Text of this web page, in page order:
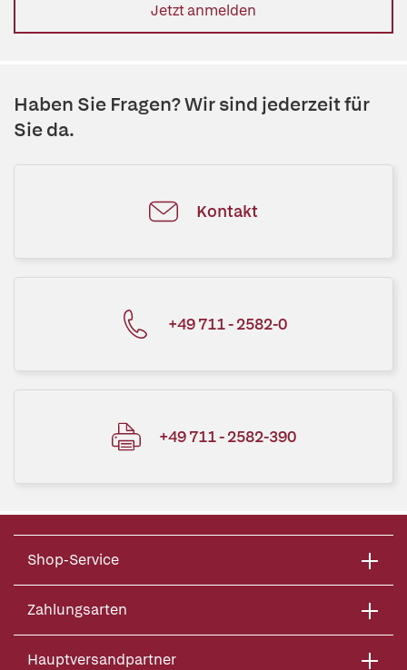
Jetzt anmelden
Haben Sie Fragen? Wir sind jederzeit für
Sie da.
Kontakt
+49 711 - 2582-0
+49 711 - 2582-390
Shop-Service
Zahlungsarten
Hauptversandpartner